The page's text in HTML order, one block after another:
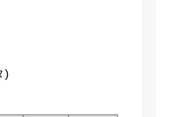
)